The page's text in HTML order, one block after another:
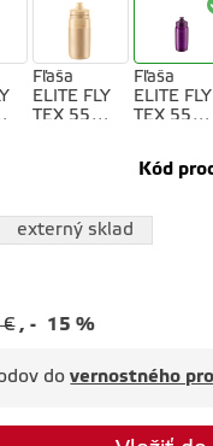
Fľaša
ELITE FLY
TEX 550
Fľaša
ELITE FLY
TEX 550
Kód
externý sklad
€ - 15 %
dovernostného